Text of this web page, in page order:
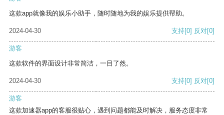
这款app就像我的娱乐小助手，随时随地为我的娱乐提供帮助。
2024-04-30 支持[0] 反对[0]
游客
这款软件的界面设计非常简洁，一目了然。
2024-04-30 支持[0] 反对[0]
游客
这款加速器app的客服很贴心，遇到问题都能及时解决，服务态度非常